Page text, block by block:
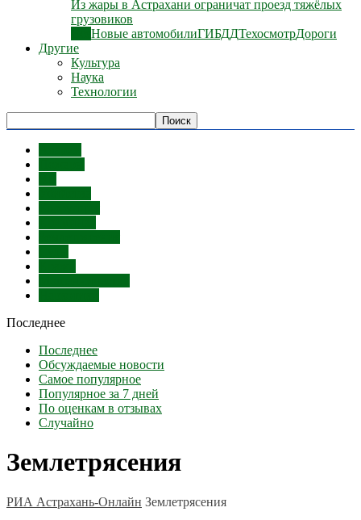
Из жары в Астрахани ограничат проезд тяжёлых
грузовиков
Новые автомобилиГИБДДТехосмотрДороги
Другие
Культура
Наука
Технологии
Последнее
Последнее
Обсуждаемые новости
Самое популярное
Популярное за 7 дней
По оценкам в отзывах
Случайно
Землетрясения
РИА Астрахань-Онлайн Землетрясения